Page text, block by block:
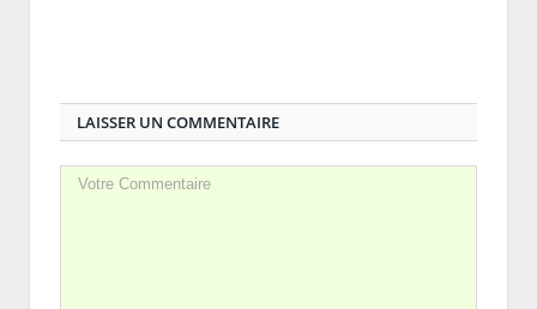
LAISSER UN COMMENTAIRE